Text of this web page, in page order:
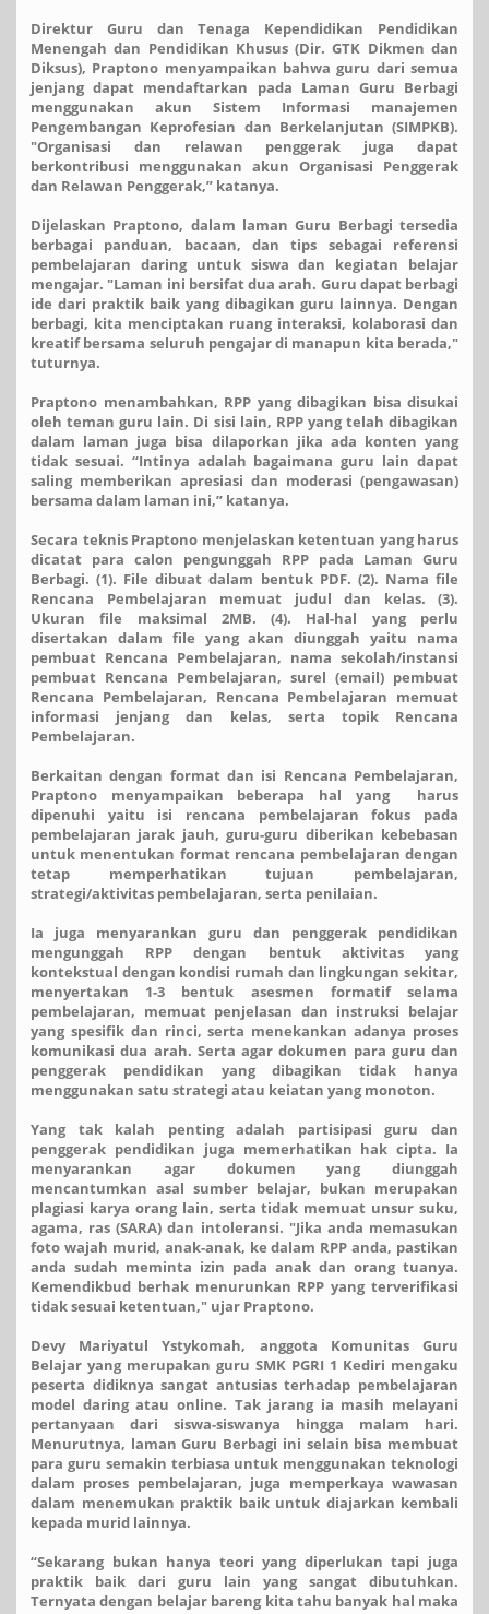
Direktur Guru dan Tenaga Kependidikan Pendidikan
Menengah dan Pendidikan Khusus (Dir. GTK Dikmen dan
Diksus), Praptono menyampaikan bahwa guru dari semua
jenjang dapat mendaftarkan pada Laman Guru Berbagi
menggunakan akun Sistem Informasi manajemen
Pengembangan Keprofesian dan Berkelanjutan (SIMPKB).
"Organisasi dan relawan penggerak juga dapat
berkontribusi menggunakan akun Organisasi Penggerak
dan Relawan Penggerak,” katanya.
Dijelaskan Praptono, dalam laman Guru Berbagi tersedia
berbagai panduan, bacaan, dan tips sebagai referensi
pembelajaran daring untuk siswa dan kegiatan belajar
mengajar. "Laman ini bersifat dua arah. Guru dapat berbagi
ide dari praktik baik yang dibagikan guru lainnya. Dengan
berbagi, kita menciptakan ruang interaksi, kolaborasi dan
kreatif bersama seluruh pengajar di manapun kita berada,"
tuturnya.
Praptono menambahkan, RPP yang dibagikan bisa disukai
oleh teman guru lain. Di sisi lain, RPP yang telah dibagikan
dalam laman juga bisa dilaporkan jika ada konten yang
tidak sesuai. “Intinya adalah bagaimana guru lain dapat
saling memberikan apresiasi dan moderasi (pengawasan)
bersama dalam laman ini,” katanya.
Secara teknis Praptono menjelaskan ketentuan yang harus
dicatat para calon pengunggah RPP pada Laman Guru
Berbagi. (1). File dibuat dalam bentuk PDF. (2). Nama file
Rencana Pembelajaran memuat judul dan kelas. (3).
Ukuran file maksimal 2MB. (4). Hal-hal yang perlu
disertakan dalam file yang akan diunggah yaitu nama
pembuat Rencana Pembelajaran, nama sekolah/instansi
pembuat Rencana Pembelajaran, surel (email) pembuat
Rencana Pembelajaran, Rencana Pembelajaran memuat
informasi jenjang dan kelas, serta topik Rencana
Pembelajaran.
Berkaitan dengan format dan isi Rencana Pembelajaran,
Praptono menyampaikan beberapa hal yang harus
dipenuhi yaitu isi rencana pembelajaran fokus pada
pembelajaran jarak jauh, guru-guru diberikan kebebasan
untuk menentukan format rencana pembelajaran dengan
tetap memperhatikan tujuan pembelajaran,
strategi/aktivitas pembelajaran, serta penilaian.
Ia juga menyarankan guru dan penggerak pendidikan
mengunggah RPP dengan bentuk aktivitas yang
kontekstual dengan kondisi rumah dan lingkungan sekitar,
menyertakan 1-3 bentuk asesmen formatif selama
pembelajaran, memuat penjelasan dan instruksi belajar
yang spesifik dan rinci, serta menekankan adanya proses
komunikasi dua arah. Serta agar dokumen para guru dan
penggerak pendidikan yang dibagikan tidak hanya
menggunakan satu strategi atau keiatan yang monoton.
Yang tak kalah penting adalah partisipasi guru dan
penggerak pendidikan juga memerhatikan hak cipta. Ia
menyarankan agar dokumen yang diunggah
mencantumkan asal sumber belajar, bukan merupakan
plagiasi karya orang lain, serta tidak memuat unsur suku,
agama, ras (SARA) dan intoleransi. "Jika anda memasukan
foto wajah murid, anak-anak, ke dalam RPP anda, pastikan
anda sudah meminta izin pada anak dan orang tuanya.
Kemendikbud berhak menurunkan RPP yang terverifikasi
tidak sesuai ketentuan," ujar Praptono.
Devy Mariyatul Ystykomah, anggota Komunitas Guru
Belajar yang merupakan guru SMK PGRI 1 Kediri mengaku
peserta didiknya sangat antusias terhadap pembelajaran
model daring atau online. Tak jarang ia masih melayani
pertanyaan dari siswa-siswanya hingga malam hari.
Menurutnya, laman Guru Berbagi ini selain bisa membuat
para guru semakin terbiasa untuk menggunakan teknologi
dalam proses pembelajaran, juga memperkaya wawasan
dalam menemukan praktik baik untuk diajarkan kembali
kepada murid lainnya.
“Sekarang bukan hanya teori yang diperlukan tapi juga
praktik baik dari guru lain yang sangat dibutuhkan.
Ternyata dengan belajar bareng kita tahu banyak hal maka